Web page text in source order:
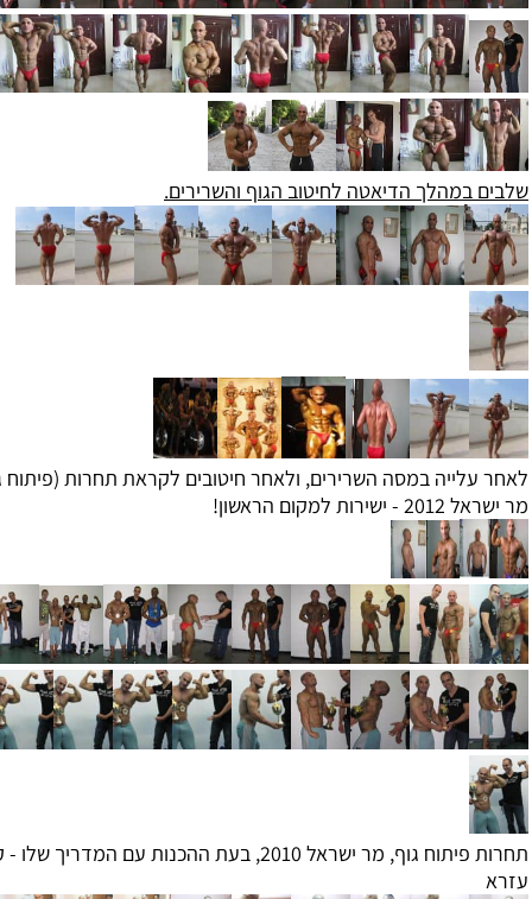
במהלך הדיאטה לחיטוב הגוף והשרירים.
עלייה במסה השרירים, ולאחר חיטובים לקראת תחרות (פיתוח גוף)
למקום הראשון!
תחרות פיתוח גוף, מר ישראל 2010, בעת ההכנות עם המדריך שלו - קובי